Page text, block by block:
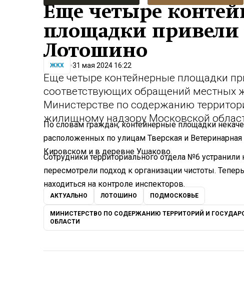
Еще четыре
площадки привели
Лотошино
ЖКХ 31 мая 2024 16:22
Еще четыре контейнерные площадки
соответствующих обращений местных
Министерстве по содержанию
жилищному надзору Московской
По словам граждан, контейнерные площадки
расположенных по улицам Тверская и
Кировском и в деревне Ушаково.
Сотрудники территориального отдела №6
пересмотрели подход к организации чистоты.
находиться на контроле инспекторов.
АКТУАЛЬНО ЛОТОШИНО ПОДМОСКОВЬЕ
МИНИСТЕРСТВО ПО СОДЕРЖАНИЮ ТЕРРИТОРИЙ И
ОБЛАСТИ